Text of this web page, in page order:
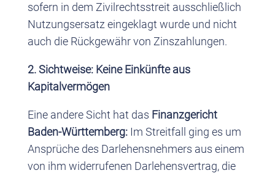
sofern in dem Zivilrechtsstreit ausschließlich
Nutzungsersatz eingeklagt wurde und nicht
auch die Rückgewähr von Zinszahlungen.
2. Sichtweise: Keine Einkünfte aus
Kapitalvermögen
Eine andere Sicht hat das Finanzgericht
Baden-Württemberg:Im Streitfall ging es um
Ansprüche des Darlehensnehmers aus einem
von ihm widerrufenen Darlehensvertrag, die